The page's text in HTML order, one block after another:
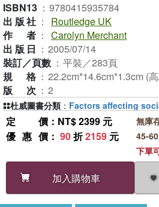
ISBN13 ： 9780415935784
出版社 ：
Routledge UK
作者 ： Carolyn Merchant
出版日 ： 2005/07/14
裝訂／頁數 ： 平裝／283頁
規格 ： 22.2cm*14.6cm*1.3cm (
版次 ： 2
定價 ：NT$ 2399 元
優惠價 ： 90折2159 元
加入購物車
無庫
45-
下單
杜威圖書分類 ： Factors affecting